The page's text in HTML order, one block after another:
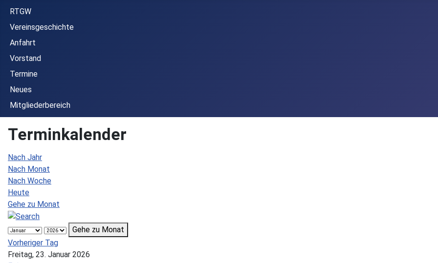
RTGW
Vereinsgeschichte
Anfahrt
Vorstand
Termine
Neues
Mitgliederbereich
Terminkalender
Nach Jahr
Nach Monat
Nach Woche
Heute
Gehe zu Monat
Gehe zu Monat
Vorheriger Tag
Freitag, 23. Januar 2026